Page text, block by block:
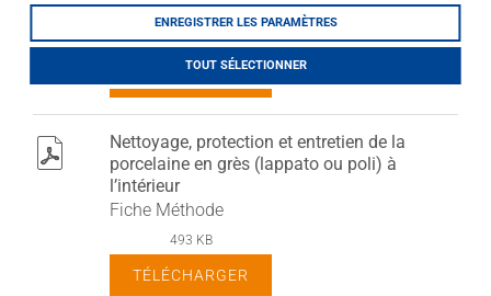
ENREGISTRER LES PARAMÈTRES
TOUT SÉLECTIONNER
Fiche Méthod
353 KB
pdfNettoyage, protection et entretien de la
porcelaine en grès (lappato ou poli) à
l’intérieur
Fiche Méthode
493 KB
TÉLÉCHARGER